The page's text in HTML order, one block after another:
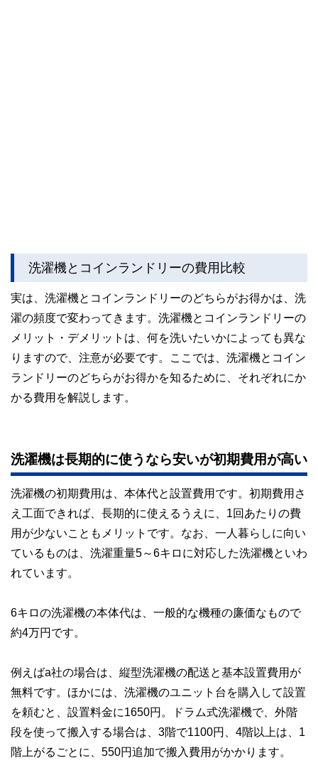
洗濯機とコインランドリーの費用比較
実は、洗濯機とコインランドリーのどちらがお得かは、洗
濯の頻度で変わってきます。洗濯機とコインランドリーの
メリット・デメリットは、何を洗いたいかによっても異な
りますので、注意が必要です。ここでは、洗濯機とコイン
ランドリーのどちらがお得かを知るために、それぞれにか
かる費用を解説します。
洗濯機は長期的に使うなら安いが初期費用が高い
洗濯機の初期費用は、本体代と設置費用です。初期費用さ
え工面できれば、長期的に使えるうえに、1回あたりの費
用が少ないこともメリットです。なお、一人暮らしに向い
ているものは、洗濯重量5～6キロに対応した洗濯機といわ
れています。
6キロの洗濯機の本体代は、一般的な機種の廉価なもので
約4万円です。
例えばa社の場合は、縦型洗濯機の配送と基本設置費用が
無料です。ほかには、洗濯機のユニット台を購入して設置
を頼むと、設置料金に1650円。ドラム式洗濯機で、外階
段を使って搬入する場合は、3階で1100円、4階以上は、1
階上がるごとに、550円追加で搬入費用がかかります。